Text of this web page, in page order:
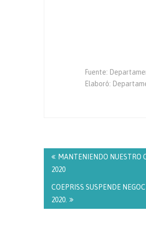
Fuente:
Elaboró:
de
entradas
MANTENIENDO NUESTRO
2020
COEPRISS SUSPENDE
2020.